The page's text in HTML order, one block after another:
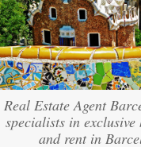
Real Estate Agent
specialists in
and rent in